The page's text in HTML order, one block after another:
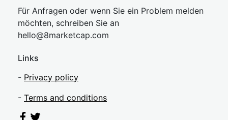
Für Anfragen oder wenn Sie ein Problem melden
möchten, schreiben Sie an
hello@8marketcap.com
Links
- Privacy policy
- Terms and conditions